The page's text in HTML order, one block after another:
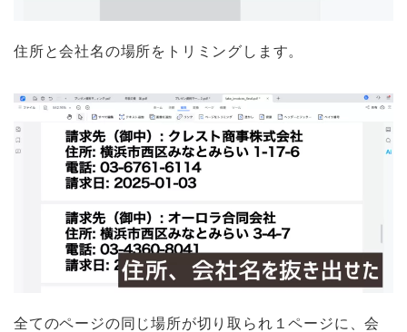
住所と会社名の場所をトリミングします。
全てのページの同じ場所が切り取られ１ページに、会